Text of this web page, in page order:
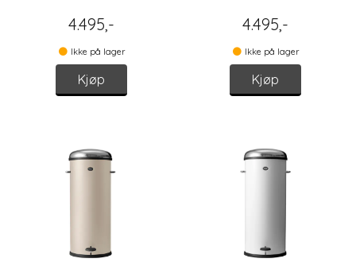
4.495,-
Ikke på lager
Kjøp
4.495,-
Ikke på lager
Kjøp